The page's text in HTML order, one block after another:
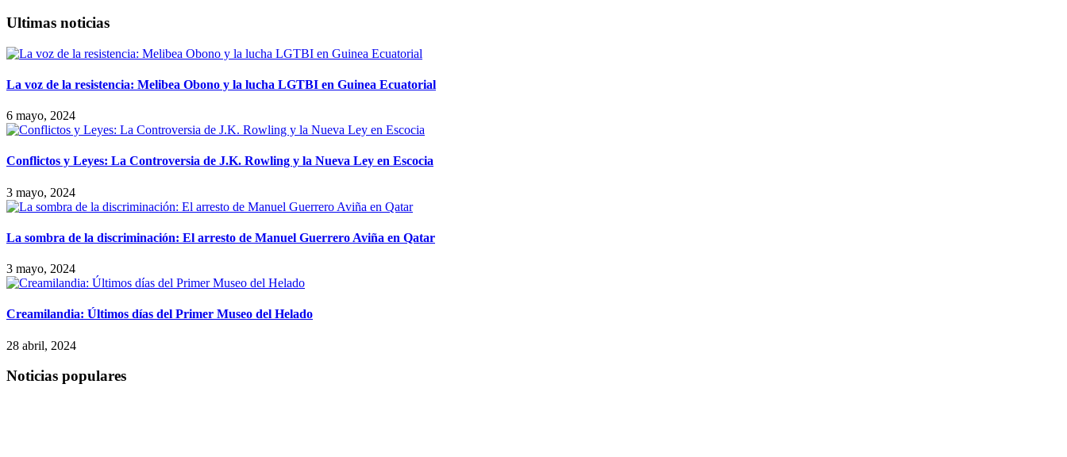
Ultimas noticias
La voz de la resistencia: Melibea Obono y la lucha LGTBI en Guinea Ecuatorial
6 mayo, 2024
Conflictos y Leyes: La Controversia de J.K. Rowling y la Nueva Ley en Escocia
3 mayo, 2024
La sombra de la discriminación: El arresto de Manuel Guerrero Aviña en Qatar
3 mayo, 2024
Creamilandia: Últimos días del Primer Museo del Helado
28 abril, 2024
Noticias populares